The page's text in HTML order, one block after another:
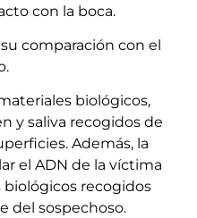
con la boca.
comparación con el
biológicos,
y saliva recogidos de
Además, la
el ADN de la víctima
recogidos
del sospechoso.